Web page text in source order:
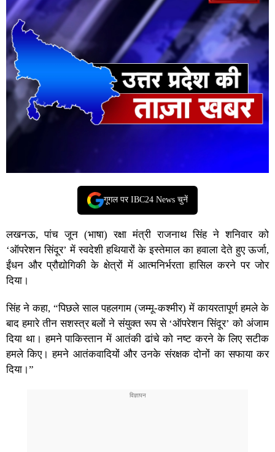
गूगल पर IBC24 News चुनें
लखनऊ, पांच जून (भाषा) रक्षा मंत्री राजनाथ सिंह ने शनिवार को
‘ऑपरेशन सिंदूर’ में स्वदेशी हथियारों के इस्तेमाल का हवाला देते हुए ऊर्जा,
ईंधन और प्रौद्योगिकी के क्षेत्रों में आत्मनिर्भरता हासिल करने पर जोर
दिया।
सिंह ने कहा, “पिछले साल पहलगाम (जम्मू-कश्मीर) में कायरतापूर्ण हमले के
बाद हमारे तीन सशस्त्र बलों ने संयुक्त रूप से ‘ऑपरेशन सिंदूर’ को अंजाम
दिया था। हमने पाकिस्तान में आतंकी ढांचे को नष्ट करने के लिए सटीक
हमले किए। हमने आतंकवादियों और उनके संरक्षक दोनों का सफाया कर
दिया।”